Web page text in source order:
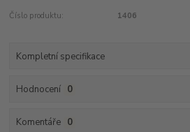
Číslo produktu: 1406
Kompletní specifikace
Hodnocení 0
Komentáře 0